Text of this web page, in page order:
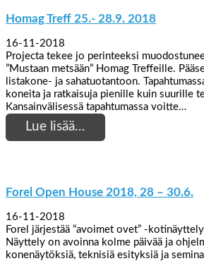
Homag Treff 25.- 28.9. 2018
16-11-2018
Projecta tekee jo perinteeksi
”Mustaan metsään” Homag Treffeille.
listakone- ja sahatuotantoon.
koneita ja ratkaisuja pienille kuin suurille
Kansainvälisessä tapahtumassa voitte…
Lue lisää…
Forel Open House 2018, 28 – 30.6.
16-11-2018
Forel järjestää “avoimet ovet” -
Näyttely on avoinna kolme päivää ja
konenäytöksiä, teknisiä esityksiä ja